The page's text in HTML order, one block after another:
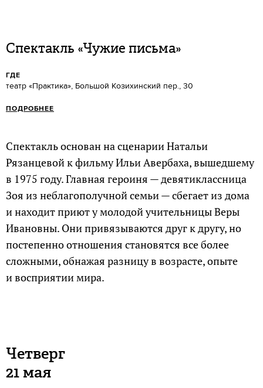
Спектакль «Чужие письма»
ГДЕ
театр «Практика», Большой Козихинский пер., 30
ПОДРОБНЕЕ
Спектакль основан на сценарии Натальи
Рязанцевой к фильму Ильи Авербаха, вышедшему
в 1975 году. Главная героиня — девятиклассница
Зоя из неблагополучной семьи — сбегает из дома
и находит приют у молодой учительницы Веры
Ивановны. Они привязываются друг к другу, но
постепенно отношения становятся все более
сложными, обнажая разницу в возрасте, опыте
и восприятии мира.
Четверг
21 мая